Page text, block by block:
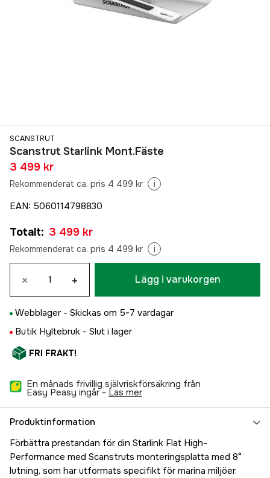
SCANSTRUT
Scanstrut Starlink Mont.Fäste
3 499 kr
Rekommenderat ca. pris 4 499 kr i
EAN: 5060114798830
Totalt: 3 499 kr
Rekommenderat ca. pris 4 499 kr i
× + Lägg i varukorgen
Webblager - Skickas om 5-7 vardagar
Butik Hyltebruk - Slut i lager
FRI FRAKT!
En månads frivillig självriskförsäkring från
Easy Peasy ingår - läs mer
Produktinformation
Förbättra prestandan för din Starlink Flat High-
Performance med Scanstruts monteringsplatta med 8°
lutning, som har utformats specifikt för marina miljöer.